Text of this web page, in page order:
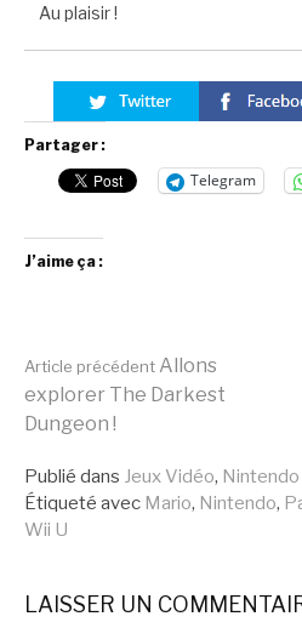
Au plaisir !
Partager :
Telegram
J’aime ça :
Lire
la
suite
Article précédent Allons
explorer The Darkest
Dungeon !
Publié dans Jeux Vidéo, Nintendo
Étiqueté avec Mario, Nintendo,
Wii U
LAISSER UN